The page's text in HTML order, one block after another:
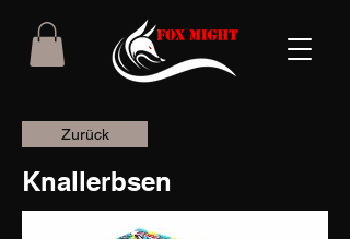
Zurück
Knallerbsen